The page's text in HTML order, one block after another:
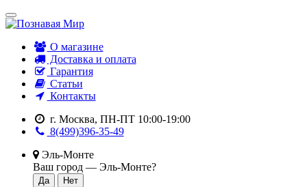
О магазине
Доставка и оплата
Гарантия
Статьи
Контакты
г. Москва, ПН-ПТ 10:00-19:00
8(499)396-35-49
Эль-Монте
Ваш город — Эль-Монте?